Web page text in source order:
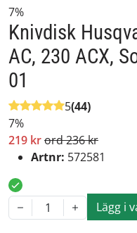
7%
Knivdisk
AC, 230 ACX,
01
5(44)
7%
219 krord 236 kr
Artnr: 572581
1 Lägg i